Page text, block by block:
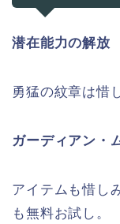
潜在能力の解放
勇猛の紋章は惜
ガーディアン・
アイテムも惜し
も無料お試し。